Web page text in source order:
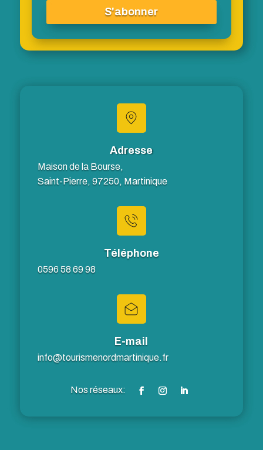
S'abonner
Adresse
Maison de la Bourse,
Saint-Pierre, 97250, Martinique
Téléphone
0596 58 69 98
E-mail
info@tourismenordmartinique.fr